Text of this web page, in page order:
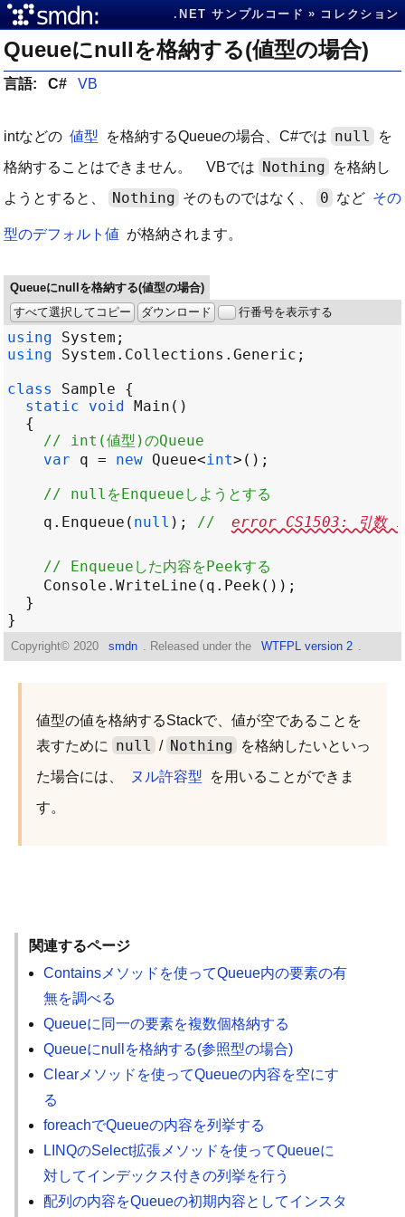
.NET サンプルコード コレクション
Queueにnullを格納する(値型の場合)
言語: C# VB
intなどの 値型 を格納するQueueの場合、C#では null
を
格納することはできません。 VBでは Nothing
を格納し
ようとすると、
Nothing そのものではなく、 0 など その
型のデフォルト値 が格納されます。
Queueにnullを格納する(値型の場合)
すべて選択してコピー
ダウンロード 行番号を表示する
using System
using
System . Collections . Generic
class
Sample
static
void Main
// int(値型)のQueue
var
q = new Queue<int>
// nullをEnqueueしようとする
q . Enqueue ( null ); // error CS1503: 引数
// Enqueueした内容をPeekする
Console . WriteLine ( q . Peek
Copyright© 2020 smdn . Released under the WTFPL version 2
値型の値を格納するStackで、値が空であることを
表すために
null / Nothing
を格納したいといっ
た場合には、
ヌル許容型
を用いることができま
す。
関連するページ
Containsメソッドを使ってQueue内の要素の有
無を調べる
Queueに同一の要素を複数個格納する
Queueにnullを格納する(参照型の場合)
Clearメソッドを使ってQueueの内容を空にす
る
foreachでQueueの内容を列挙する
LINQのSelect拡張メソッドを使ってQueueに
対してインデックス付きの列挙を行う
配列の内容をQueueの初期内容としてインスタ